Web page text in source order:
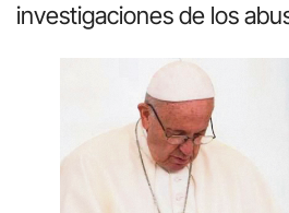
investigaciones de los